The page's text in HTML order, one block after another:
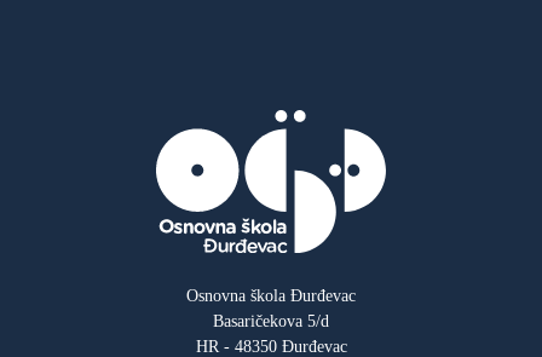
Osnovna škola Đurđevac
Basaričekova 5/d
HR - 48350 Đurđevac